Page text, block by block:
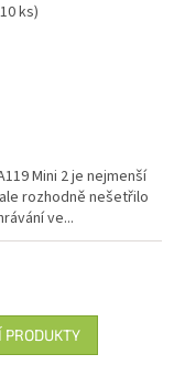
ks)
Mini 2 je nejmenší
rozhodně nešetřilo
ve...